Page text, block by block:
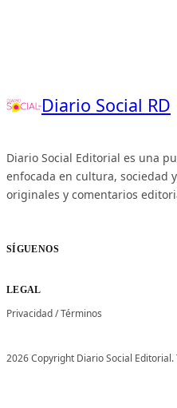
Diario Social RD
Diario Social Editorial es una
enfocada en cultura, sociedad
originales y comentarios
SÍGUENOS
LEGAL
Privacidad/Términos
2026 Copyright Diario Social